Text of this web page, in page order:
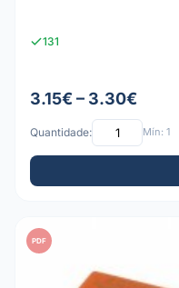
131
3.15€ – 3.30€
Quantidade: Mín: 1
PDF